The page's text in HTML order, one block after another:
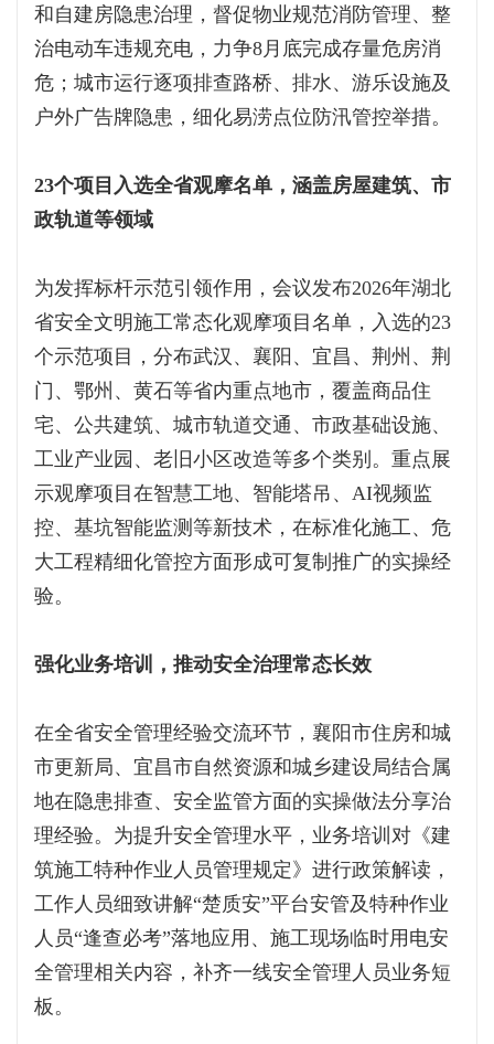
和自建房隐患治理，督促物业规范消防管理、整
治电动车违规充电，力争8月底完成存量危房消
危；城市运行逐项排查路桥、排水、游乐设施及
户外广告牌隐患，细化易涝点位防汛管控举措。
23个项目入选全省观摩名单，涵盖房屋建筑、市
政轨道等领域
为发挥标杆示范引领作用，会议发布2026年湖北
省安全文明施工常态化观摩项目名单，入选的23
个示范项目，分布武汉、襄阳、宜昌、荆州、荆
门、鄂州、黄石等省内重点地市，覆盖商品住
宅、公共建筑、城市轨道交通、市政基础设施、
工业产业园、老旧小区改造等多个类别。重点展
示观摩项目在智慧工地、智能塔吊、AI视频监
控、基坑智能监测等新技术，在标准化施工、危
大工程精细化管控方面形成可复制推广的实操经
验。
强化业务培训，推动安全治理常态长效
在全省安全管理经验交流环节，襄阳市住房和城
市更新局、宜昌市自然资源和城乡建设局结合属
地在隐患排查、安全监管方面的实操做法分享治
理经验。为提升安全管理水平，业务培训对《建
筑施工特种作业人员管理规定》进行政策解读，
工作人员细致讲解“楚质安”平台安管及特种作业
人员“逢查必考”落地应用、施工现场临时用电安
全管理相关内容，补齐一线安全管理人员业务短
板。